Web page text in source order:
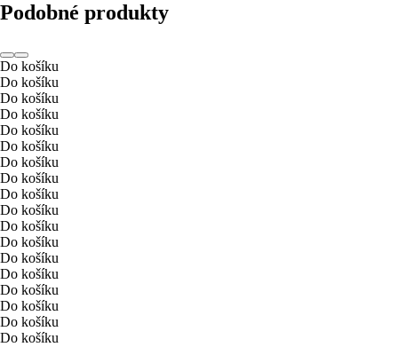
Podobné produkty
Do košíku
Do košíku
Do košíku
Do košíku
Do košíku
Do košíku
Do košíku
Do košíku
Do košíku
Do košíku
Do košíku
Do košíku
Do košíku
Do košíku
Do košíku
Do košíku
Do košíku
Do košíku